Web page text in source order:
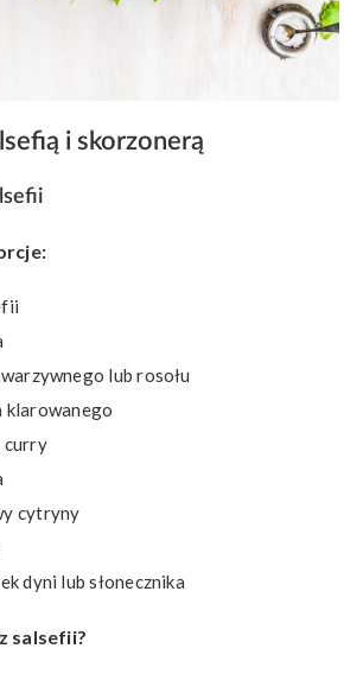
i skorzonerą
lub rosołu
klarowanego
curry
cytryny
dyni lub słonecznika
salsefii?